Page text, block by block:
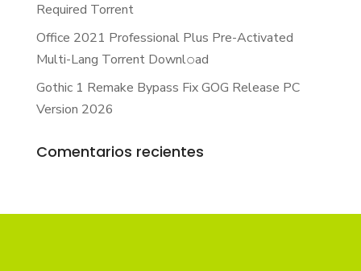
Required Torrent
Office 2021 Professional Plus Pre-Activated
Multi-Lang Torrent Downl𝚘аd
Gothic 1 Remake Bypass Fix GOG Release PC
Version 2026
Comentarios recientes